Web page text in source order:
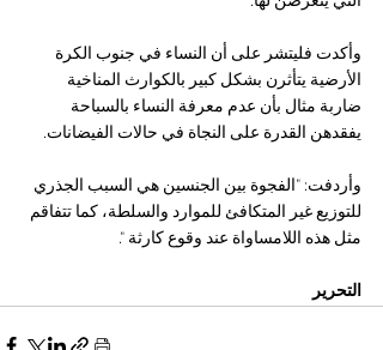
وأكدت فليتشر على أن النساء في جنوب الكرة
الأرضية يتأثرن بشكل كبير بالكوارث المناخية
ضاربة مثال بأن عدم معرفة النساء بالسباحة
يفقدهن القدرة على النجاة في حالات الفيضانات.
وأردفت: "الفجوة بين الجنسين هي السبب الجذري
للتوزيع غير المتكافئ للموارد والسلطة، كما تتفاقم
مثل هذه اللامساواة عند وقوع كارثة ".
التحرير